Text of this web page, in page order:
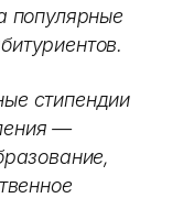
популярные
стипендии
—